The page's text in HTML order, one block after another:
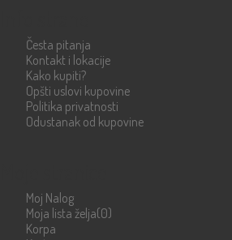
Česta pitanja
Kontakt i lokacije
Kako kupiti?
Opšti uslovi kupovine
Politika privatnosti
Odustanak od kupovine
Moj Nalog
Moja lista želja(0)
Korpa